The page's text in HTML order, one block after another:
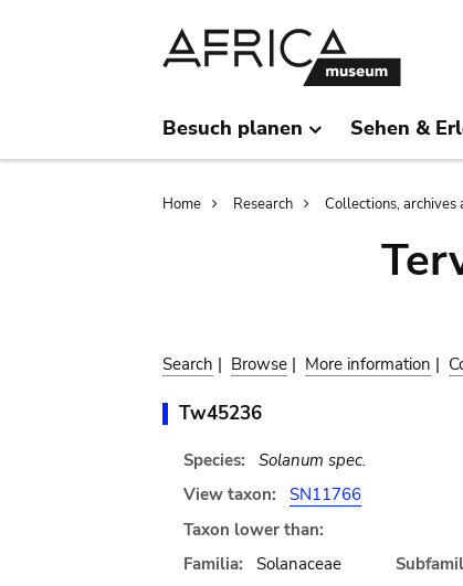
Besuch planen Sehen &
Breadcrumb
Home Research Collections, archives
Search | Browse | More information |
Tw45236
Species:
Solanum spec.
View taxon:
SN11766
Taxon lower than:
Familia:
Solanaceae